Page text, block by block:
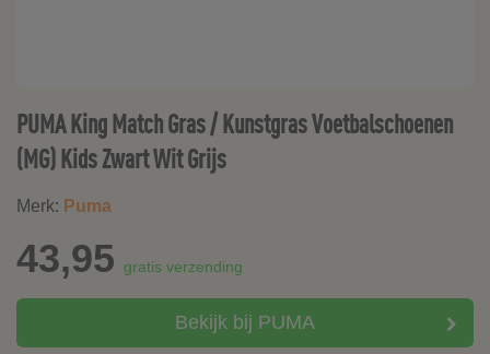
PUMA King Match Gras / Kunstgras Voetbalschoenen
(MG) Kids Zwart Wit Grijs
Merk: Puma
43,95 gratis verzending
Bekijk bij PUMA